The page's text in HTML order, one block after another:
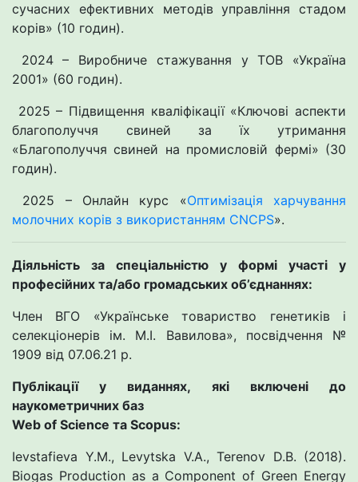
сучасних ефективних методів управління стадом
корів» (10 годин).
2024 – Виробниче стажування у ТОВ «Україна
2001» (60 годин).
2025 – Підвищення кваліфікації «Ключові аспекти
благополуччя свиней за їх утримання
«Благополуччя свиней на промисловій фермі» (30
годин).
2025 – Онлайн курс «Оптимізація харчування
молочних корів з використанням CNCPS».
Діяльність за спеціальністю у формі участі у
професійних та/або громадських об’єднаннях:
Член ВГО «Українське товариство генетиків і
селекціонерів ім. М.І. Вавилова», посвідчення №
1909 від 07.06.21 р.
Публікації у виданнях, які включені до
наукометричних баз
Web of Science та Scopus:
Ievstafieva Y.M., Levytska V.A., Terenov D.B. (2018).
Biogas Production as a Component of Green Energy